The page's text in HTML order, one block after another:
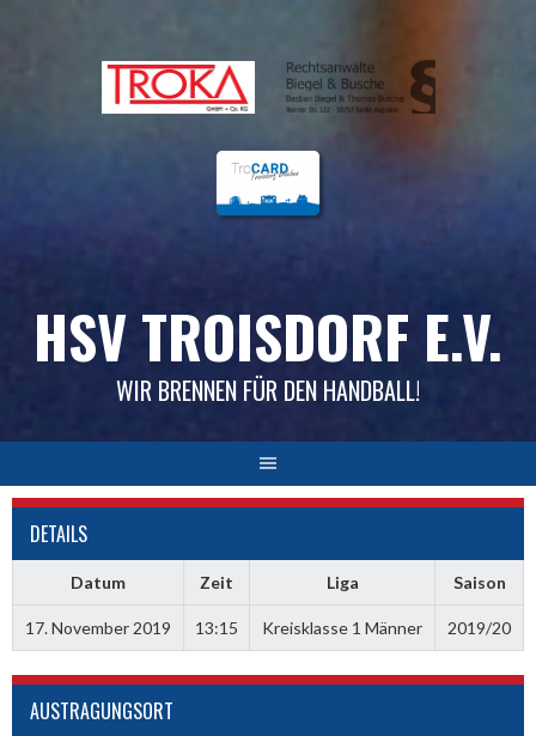
HSV TROISDORF E.V.
WIR BRENNEN FÜR DEN HANDBALL!
DETAILS
Datum Zeit Liga Saison
17. November 2019 13:15 Kreisklasse 1 Männer 2019/20
AUSTRAGUNGSORT